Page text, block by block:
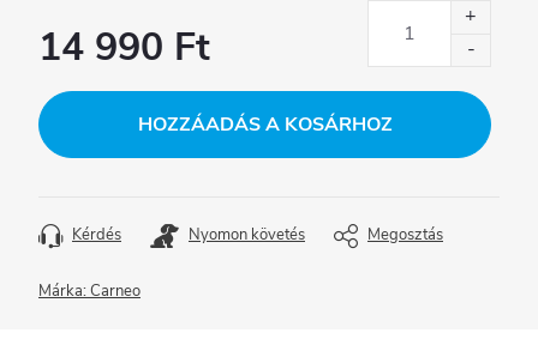
14 990 Ft
HOZZÁADÁS A KOSÁRHOZ
Kérdés Nyomon követés Megosztás
Márka:Carneo